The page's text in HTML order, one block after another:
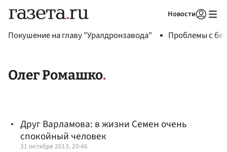
Новости
Покушение на главу "Уралдронзавода" Проблемы с
Олег Ромашко
Друг Варламова: в жизни Семен очень
спокойный человек
31 октября 2013, 20:46